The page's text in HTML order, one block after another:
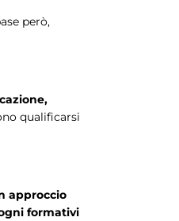
però,
qualificarsi
approccio
formativi